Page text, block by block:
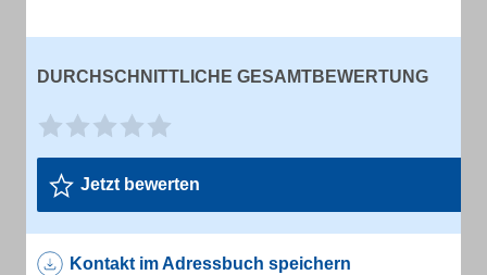
DURCHSCHNITTLICHE GESAMTBEWERTUNG
Jetzt bewerten
Kontakt im Adressbuch speichern